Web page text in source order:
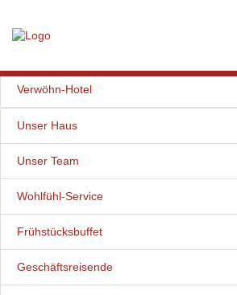
Verwöhn-Hotel
Unser Haus
Unser Team
Wohlfühl-Service
Frühstücksbuffet
Geschäftsreisende